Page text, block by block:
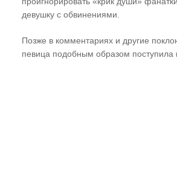
девушку с обвинениями.
Позже в комментариях и другие
певица подобным образом поступила